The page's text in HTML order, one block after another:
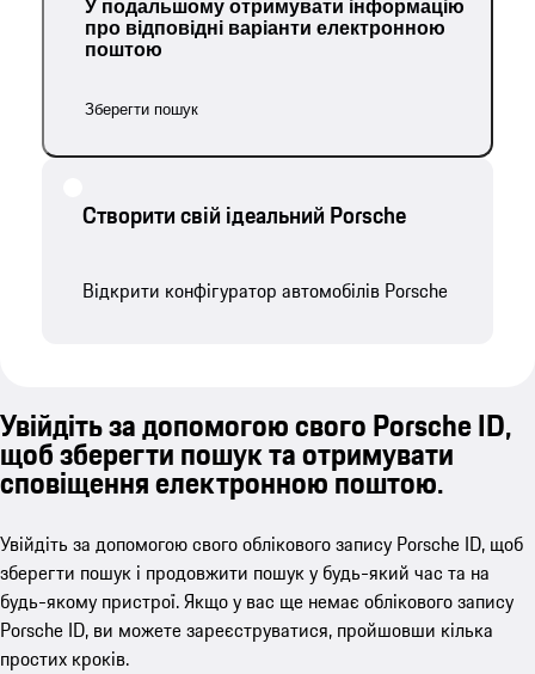
У подальшому отримувати інформацію
про відповідні варіанти електронною
поштою
Зберегти пошук
Створити свій ідеальний Porsche
Відкрити конфігуратор автомобілів Porsche
Увійдіть за допомогою свого Porsche ID,
щоб зберегти пошук та отримувати
сповіщення електронною поштою.
Увійдіть за допомогою свого облікового запису Porsche ID, щоб
зберегти пошук і продовжити пошук у будь-який час та на
будь-якому пристрої. Якщо у вас ще немає облікового запису
Porsche ID, ви можете зареєструватися, пройшовши кілька
простих кроків.